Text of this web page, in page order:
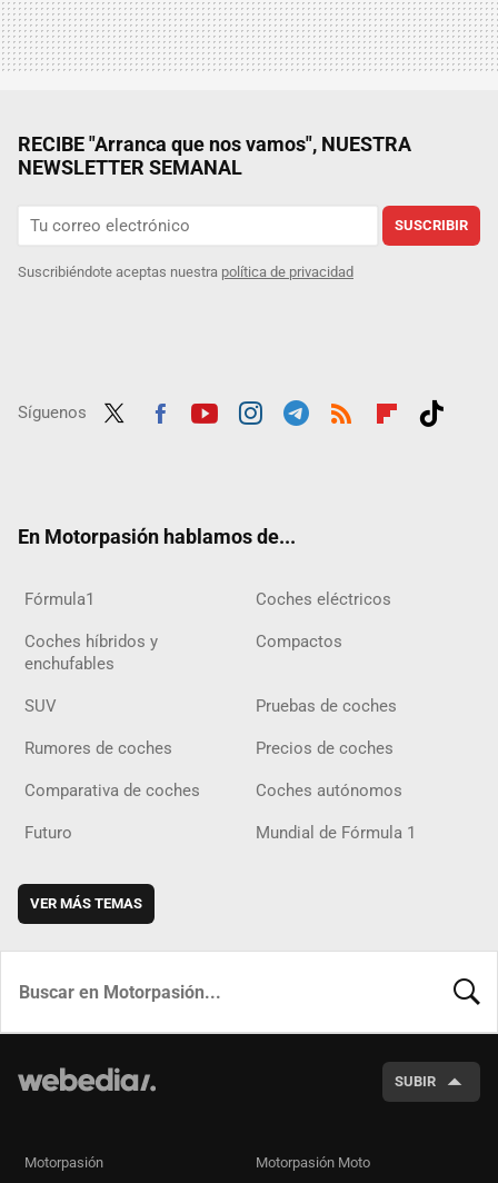
RECIBE "Arranca que nos vamos", NUESTRA
NEWSLETTER SEMANAL
SUSCRIBIR
Suscribiéndote aceptas nuestra política de privacidad
Síguenos
En Motorpasión hablamos de...
Fórmula1 Coches eléctricos
Coches híbridos y
enchufables
Compactos
SUV Pruebas de coches
Rumores de coches Precios de coches
Comparativa de coches Coches autónomos
Futuro Mundial de Fórmula 1
VER MÁS TEMAS
SUBIR
Motorpasión Motorpasión Moto